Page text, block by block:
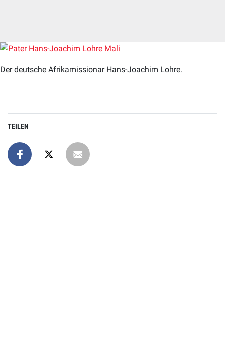
Der deutsche Afrikamissionar Hans-Joachim Lohre.
TEILEN